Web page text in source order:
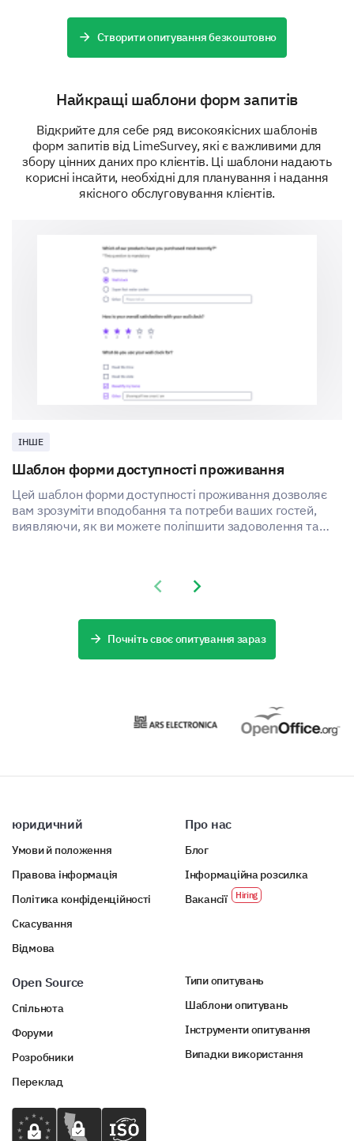
understand you better.
When did you purchase our product?
Would you recommend our product to others?
Please enter your comment here:
us?
Створити опитування безкоштовно
Найкращі шаблони форм запитів
Відкрийте для себе ряд високоякісних шаблонів
форм запитів від LimeSurvey, які є важливими для
збору цінних даних про клієнтів. Ці шаблони надають
корисні інсайти, необхідні для планування і надання
якісного обслуговування клієнтів.
ІНШЕ
Шаблон форми доступності проживання
Цей шаблон форми доступності проживання дозволяє
вам зрозуміти вподобання та потреби ваших гостей,
виявляючи, як ви можете поліпшити задоволення та
Previous slide
Next slide
Почніть своє опитування зараз
юридичний
Умови й положення
Правова інформація
Політика конфіденційності
Скасування
Відмова
Про нас
Блог
Інформаційна розсилка
Вакансії
Open Source
Спільнота
Форуми
Розробники
Переклад
Типи опитувань
Шаблони опитувань
Інструменти опитування
Випадки використання